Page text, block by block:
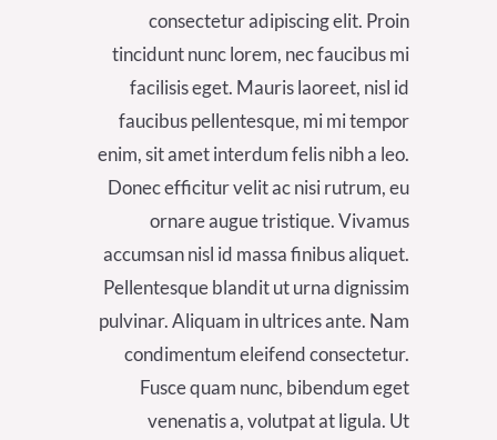
consectetur adipiscing elit. Proin
tincidunt nunc lorem, nec faucibus mi
facilisis eget. Mauris laoreet, nisl id
faucibus pellentesque, mi mi tempor
enim, sit amet interdum felis nibh a leo.
Donec efficitur velit ac nisi rutrum, eu
ornare augue tristique. Vivamus
accumsan nisl id massa finibus aliquet.
Pellentesque blandit ut urna dignissim
pulvinar. Aliquam in ultrices ante. Nam
condimentum eleifend consectetur.
Fusce quam nunc, bibendum eget
venenatis a, volutpat at ligula. Ut